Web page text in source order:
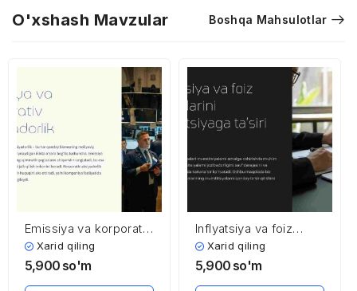
O'xshash Mavzular Boshqa Mahsulotlar
Emissiya va korporativ
aksiyadorlik
Xarid qiling
5,900 so'm
Inflyatsiya va foiz
stavkalarini
investitsiyaga ta’siri
Xarid qiling
5,900 so'm